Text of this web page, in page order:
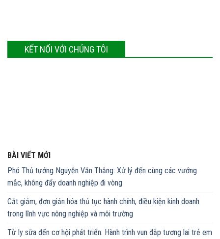
KẾT NỐI VỚI CHÚNG TÔI
BÀI VIẾT MỚI
Phó Thủ tướng Nguyễn Văn Thắng: Xử lý đến cùng các vướng
mắc, không đẩy doanh nghiệp đi vòng
Cắt giảm, đơn giản hóa thủ tục hành chính, điều kiện kinh doanh
trong lĩnh vực nông nghiệp và môi trường
Từ ly sữa đến cơ hội phát triển: Hành trình vun đắp tương lai trẻ em